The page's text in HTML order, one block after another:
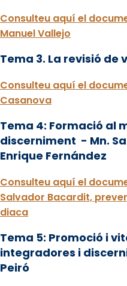
Consulteu aquí el
Manuel Vallejo
Tema 3. La revisió de
Consulteu aquí el
Casanova
Tema 4: Formació al
discerniment - Mn.
Enrique Fernández
Consulteu aquí el
Salvador Bacardit,
diaca
Tema 5: Promoció i
integradores i
Peiró